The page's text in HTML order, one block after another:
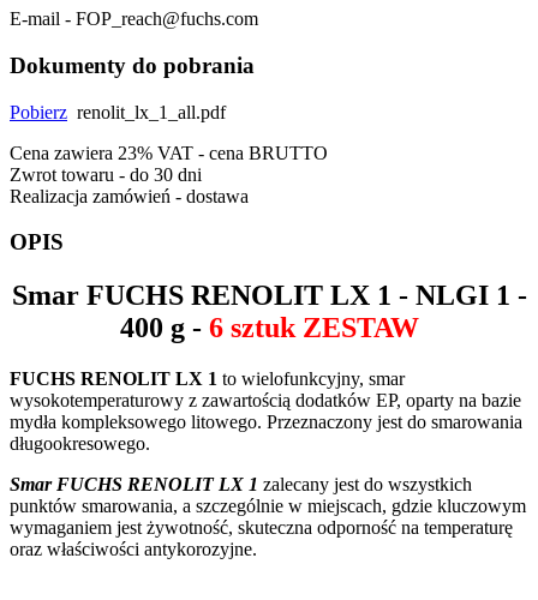
E-mail - FOP_reach@fuchs.com
Dokumenty do pobrania
Pobierz renolit_lx_1_all.pdf
Cena zawiera 23% VAT - cena BRUTTO
Zwrot towaru - do 30 dni
Realizacja zamówień - dostawa
OPIS
Smar FUCHS RENOLIT LX 1 - NLGI 1 -
400 g - 6 sztuk ZESTAW
FUCHS RENOLIT LX 1 to wielofunkcyjny, smar
wysokotemperaturowy z zawartością dodatków EP, oparty na bazie
mydła kompleksowego litowego. Przeznaczony jest do smarowania
długookresowego.
Smar FUCHS RENOLIT LX 1 zalecany jest do wszystkich
punktów smarowania, a szczególnie w miejscach, gdzie kluczowym
wymaganiem jest żywotność, skuteczna odporność na temperaturę
oraz właściwości antykorozyjne.